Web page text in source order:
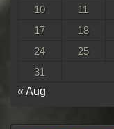
10
11
17
18
24
25
31
« Aug